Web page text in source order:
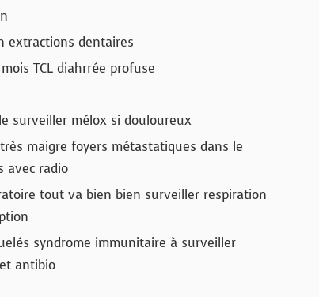
extractions dentaires
TCL diahrrée profuse
surveiller mélox si douloureux
maigre foyers métastatiques dans le
avec radio
tout va bien bien surveiller respiration
syndrome immunitaire à surveiller
antibio